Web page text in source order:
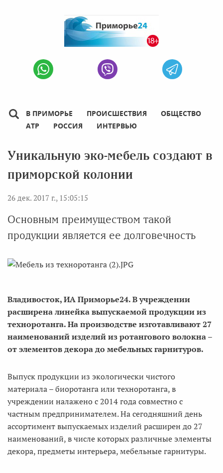
В ПРИМОРЬЕ ПРОИСШЕСТВИЯ
ОБЩЕСТВО
АТР
РОССИЯ ИНТЕРВЬЮ
Уникальную эко-мебель создают в
приморской колонии
26 дек. 2017 г., 15:05:15
Основным преимуществом такой
продукции является ее долговечность
Владивосток, ИА Приморье24. В учреждении
расширена линейка выпускаемой продукции из
техноротанга. На производстве изготавливают 27
наименований изделий из ротангового волокна –
от элементов декора до мебельных гарнитуров.
Выпуск продукции из экологически чистого
материала – биоротанга или техноротанга, в
учреждении налажено с 2014 года совместно с
частным предпринимателем. На сегодняшний день
ассортимент выпускаемых изделий расширен до 27
наименований, в числе которых различные элементы
декора, предметы интерьера, мебельные гарнитуры.